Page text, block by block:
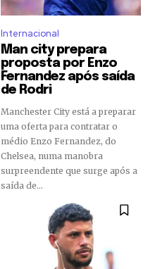
Internacional
Man city prepara
proposta por Enzo
Fernandez após saída
de Rodri
Manchester City está a preparar
uma oferta para contratar o
médio Enzo Fernandez, do
Chelsea, numa manobra
surpreendente que surge após a
saída de...